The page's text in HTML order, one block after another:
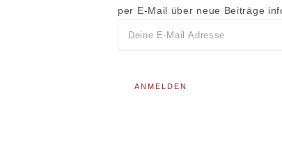
per E-Mail über neue Beiträge